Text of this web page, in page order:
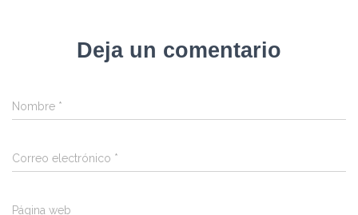
Deja un comentario
Nombre *
Correo electrónico *
Página web